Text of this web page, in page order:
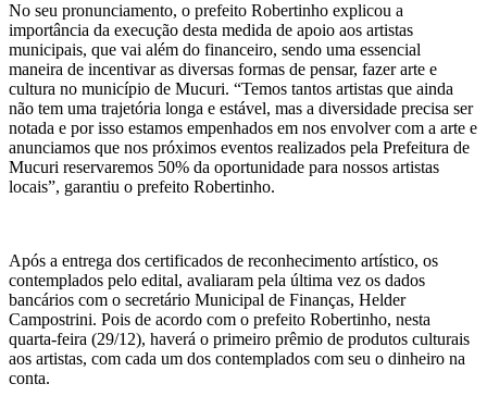
No seu pronunciamento, o prefeito Robertinho explicou a
importância da execução desta medida de apoio aos artistas
municipais, que vai além do financeiro, sendo uma essencial
maneira de incentivar as diversas formas de pensar, fazer arte e
cultura no município de Mucuri. “Temos tantos artistas que ainda
não tem uma trajetória longa e estável, mas a diversidade precisa ser
notada e por isso estamos empenhados em nos envolver com a arte e
anunciamos que nos próximos eventos realizados pela Prefeitura de
Mucuri reservaremos 50% da oportunidade para nossos artistas
locais”, garantiu o prefeito Robertinho.
Após a entrega dos certificados de reconhecimento artístico, os
contemplados pelo edital, avaliaram pela última vez os dados
bancários com o secretário Municipal de Finanças, Helder
Campostrini. Pois de acordo com o prefeito Robertinho, nesta
quarta-feira (29/12), haverá o primeiro prêmio de produtos culturais
aos artistas, com cada um dos contemplados com seu o dinheiro na
conta.